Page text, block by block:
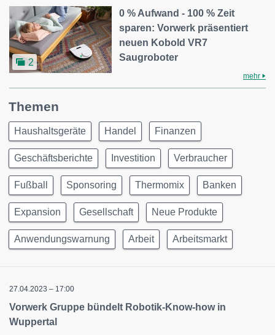
2
0 % Aufwand - 100 % Zeit
sparen: Vorwerk präsentiert
neuen Kobold VR7
Saugroboter
mehr
Themen
Haushaltsgeräte Handel Finanzen
Geschäftsberichte Investition Verbraucher
Fußball Sponsoring Thermomix Banken
Expansion Gesellschaft Neue Produkte
Anwendungswarnung Arbeit Arbeitsmarkt
27.04.2023 – 17:00
Vorwerk Gruppe bündelt Robotik-Know-how in
Wuppertal